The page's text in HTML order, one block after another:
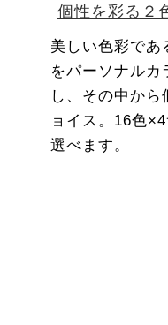
個性を彩る２
美しい色彩であ
をパーソナルカ
し、その中から
ョイス。16色
選べます。